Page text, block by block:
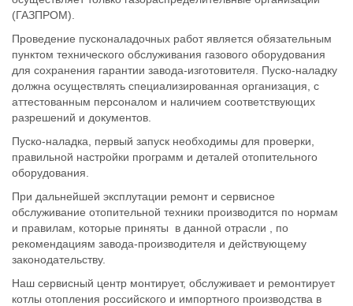
(ГАЗПРОМ).
Проведение пусконаладочных работ является обязательным
пунктом технического обслуживания газового оборудования
для сохранения гарантии завода-изготовителя. Пуско-наладку
должна осуществлять специализированная организация, с
аттестованным персоналом и наличием соответствующих
разрешений и документов.
Пуско-наладка, первый запуск необходимы для проверки,
правильной настройки программ и деталей отопительного
оборудования.
При дальнейшей эксплутации ремонт и сервисное
обслуживание отопительной техники производится по нормам
и правилам, которые приняты в данной отрасли , по
рекомендациям завода-производителя и действующему
законодательству.
Наш сервисный центр монтирует, обслуживает и ремонтирует
котлы отопления российского и импортного производства в